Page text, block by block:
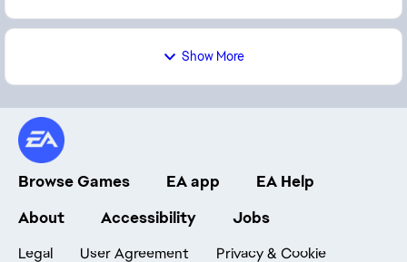
Show More
Browse Games EA app
EA Help
About
Accessibility Jobs
Legal User Agreement Privacy & Cookie